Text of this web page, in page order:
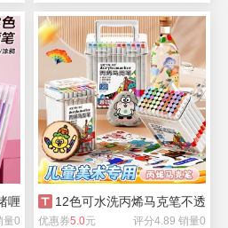
喱发光手帐笔
量0
12色可水洗丙烯马克笔不透色
优惠券5.0元 评分4.89 销量0